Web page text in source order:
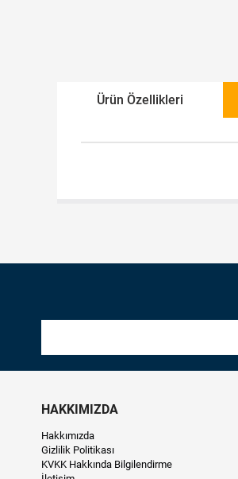
Ürün Özellikleri
HAKKIMIZDA
Hakkımızda
Gizlilik Politikası
KVKK Hakkında Bilgilendirme